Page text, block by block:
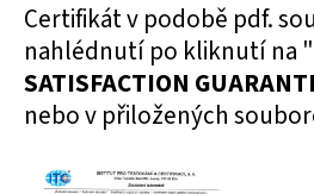
Certifikát v podobě pdf.
nahlédnutí po kliknutí na "
SATISFACTION
nebo v přiložených